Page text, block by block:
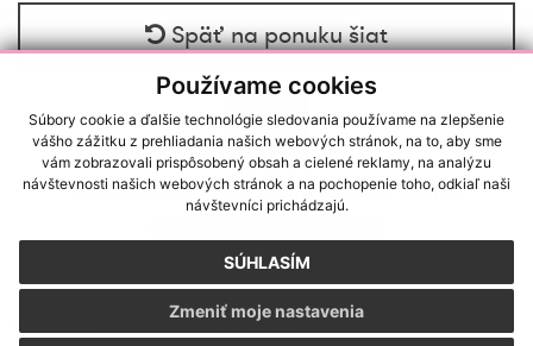
Používame cookies
Súbory cookie a ďalšie technológie sledovania používame na zlepšenie
vášho zážitku z prehliadania našich webových stránok, na to, aby sme
vám zobrazovali prispôsobený obsah a cielené reklamy, na analýzu
návštevnosti našich webových stránok a na pochopenie toho, odkiaľ naši
návštevníci prichádzajú.
SÚHLASÍM
Zmeniť moje nastavenia
Späť na ponuku šiat
RAČIANSKA 22/A, 83102, BRATISLAVA (NOVÉ MESTO)
REZERVÁCIA TERMÍNU
GDPR| Cookies